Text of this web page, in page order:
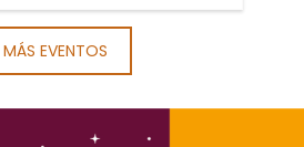
MÁS EVENTOS